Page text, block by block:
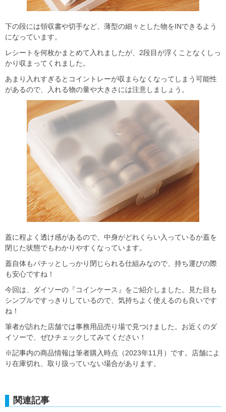
下の段には領収書や切手など、薄型の細々とした物をINできるよう
になっています。
レシートを何枚かまとめて入れましたが、2段目が浮くことなくしっ
かり収まってくれました。
あまり入れすぎるとコイントレーが収まらなくなってしまう可能性
があるので、入れる物の量や大きさには注意しましょう。
蓋に程よく透け感があるので、中身がどれくらい入っているか蓋を
閉じた状態でもわかりやすくなっています。
蓋自体もパチッとしっかり閉じられる仕組みなので、持ち運びの際
も安心ですね！
今回は、ダイソーの『コインケース』をご紹介しました。見た目も
シンプルですっきりしているので、気持ちよく使えるのも良いです
ね！
筆者が訪れた店舗では事務用品売り場で見つけました。お近くのダ
イソーで、ぜひチェックしてみてください！
※記事内の商品情報は筆者購入時点（2023年11月）です。店舗によ
り在庫切れ、取り扱っていない場合があります。
関連記事